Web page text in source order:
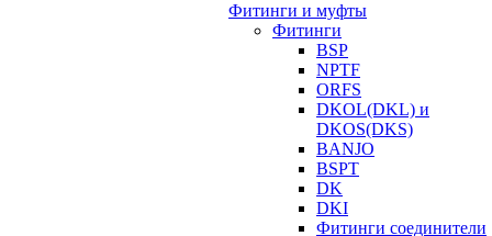
Фитинги и муфты
Фитинги
BSP
NPTF
ORFS
DKOL(DKL) и
DKOS(DKS)
BANJO
BSPT
DK
DKI
Фитинги соединители